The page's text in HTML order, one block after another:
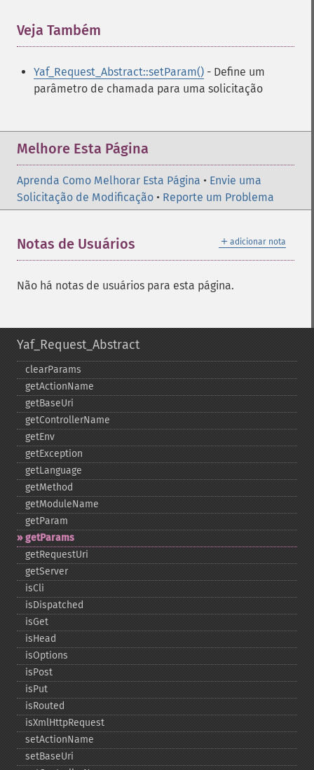
Veja Também
Yaf_Request_Abstract::setParam() - Define um
parâmetro de chamada para uma solicitação
Melhore Esta Página
Aprenda Como Melhorar Esta Página • Envie uma
Solicitação de Modificação • Reporte um Problema
＋ adicionar nota
Notas de Usuários
Não há notas de usuários para esta página.
Yaf_Request_Abstract
clearParams
getActionName
getBaseUri
getControllerName
getEnv
getException
getLanguage
getMethod
getModuleName
getParam
getParams
getRequestUri
getServer
isCli
isDispatched
isGet
isHead
isOptions
isPost
isPut
isRouted
isXmlHttpRequest
setActionName
setBaseUri